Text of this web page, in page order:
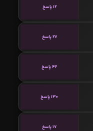
12 پاسخ
27 پاسخ
42 پاسخ
130 پاسخ
17 پاسخ